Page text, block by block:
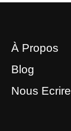
À Propos
Blog
Nous Ecrire